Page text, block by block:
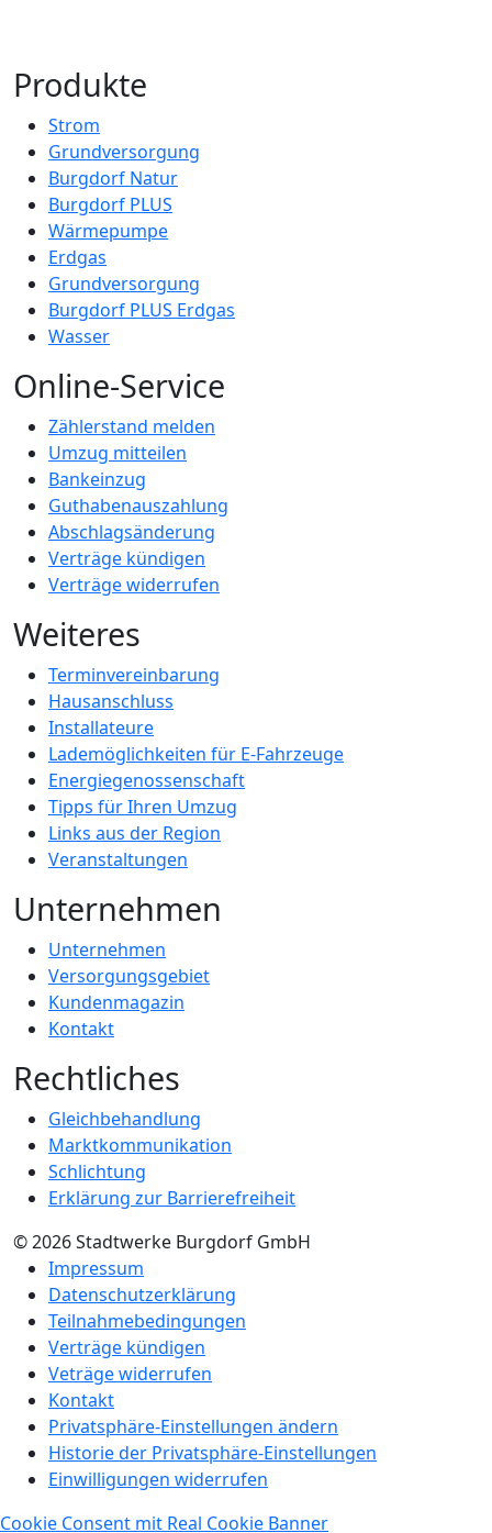
Produkte
Strom
Grundversorgung
Burgdorf Natur
Burgdorf PLUS
Wärmepumpe
Erdgas
Grundversorgung
Burgdorf PLUS Erdgas
Wasser
Online-Service
Zählerstand melden
Umzug mitteilen
Bankeinzug
Guthabenauszahlung
Abschlagsänderung
Verträge kündigen
Verträge widerrufen
Weiteres
Terminvereinbarung
Hausanschluss
Installateure
Lademöglichkeiten für E-Fahrzeuge
Energiegenossenschaft
Tipps für Ihren Umzug
Links aus der Region
Veranstaltungen
Unternehmen
Unternehmen
Versorgungsgebiet
Kundenmagazin
Kontakt
Rechtliches
Gleichbehandlung
Marktkommunikation
Schlichtung
Erklärung zur Barrierefreiheit
© 2026 Stadtwerke Burgdorf GmbH
Impressum
Datenschutzerklärung
Teilnahmebedingungen
Verträge kündigen
Veträge widerrufen
Kontakt
Privatsphäre-Einstellungen ändern
Historie der Privatsphäre-Einstellungen
Einwilligungen widerrufen
Cookie Consent mit Real Cookie Banner